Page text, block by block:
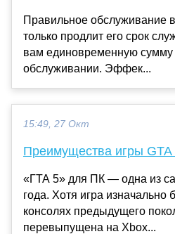
Правильное обслуживание
только продлит его срок
вам единовременную сумму
обслуживании. Эффек...
15:49, 27 Окт
Преимущества игры GTA
«ГТА 5» для ПК — одна из
года. Хотя игра
консолях предыдущего
перевыпущена на Xbox...